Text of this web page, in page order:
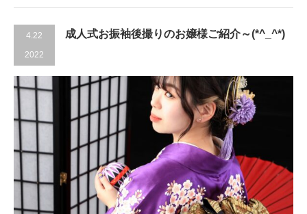
4.22
2022
成人式お振袖後撮りのお嬢様ご紹介～(*^_^*)